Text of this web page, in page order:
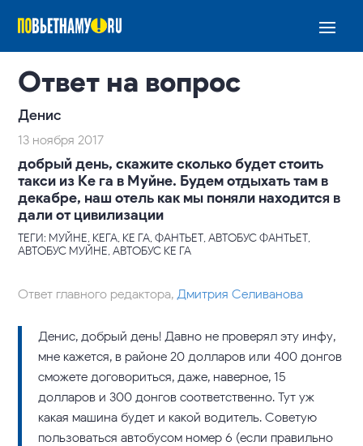
Ответ на вопрос
Денис
13 ноября 2017
добрый день, скажите сколько будет стоить
такси из Ке га в Муйне. Будем отдыхать там в
декабре, наш отель как мы поняли находится в
дали от цивилизации
ТЕГИ: МУЙНЕ, КЕГА, КЕ ГА, ФАНТЬЕТ, АВТОБУС ФАНТЬЕТ,
АВТОБУС МУЙНЕ, АВТОБУС КЕ ГА
Ответ главного редактора,Дмитрия Селиванова
Денис, добрый день! Давно не проверял эту инфу,
мне кажется, в районе 20 долларов или 400 донгов
сможете договориться, даже, наверное, 15
долларов и 300 донгов соответственно. Тут уж
какая машина будет и какой водитель. Советую
пользоваться автобусом номер 6 (если правильно